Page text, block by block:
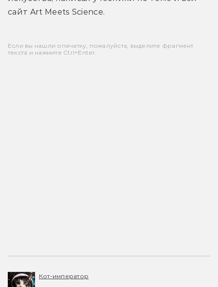
сайт Art Meets Science.
Если вы нашли опечатку, пожалуйста, выделите фрагмент
текста и нажмите Ctrl+Enter.
Кот-император